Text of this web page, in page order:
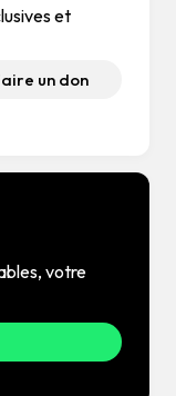
et
un don
votre